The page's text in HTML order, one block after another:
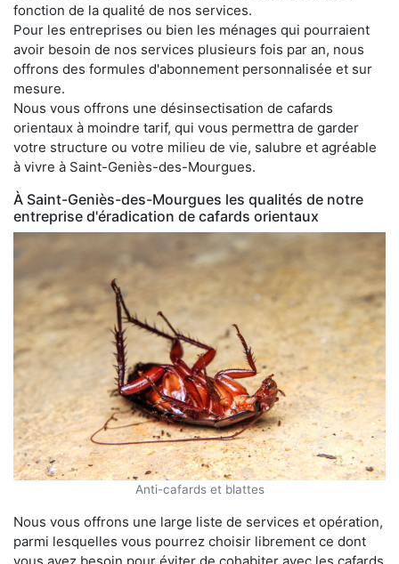
fonction de la qualité de nos services.
Pour les entreprises ou bien les ménages qui pourraient
avoir besoin de nos services plusieurs fois par an, nous
offrons des formules d'abonnement personnalisée et sur
mesure.
Nous vous offrons une désinsectisation de cafards
orientaux à moindre tarif, qui vous permettra de garder
votre structure ou votre milieu de vie, salubre et agréable
à vivre à Saint-Geniès-des-Mourgues.
À Saint-Geniès-des-Mourgues les qualités de notre
entreprise d'éradication de cafards orientaux
Anti-cafards et blattes
Nous vous offrons une large liste de services et opération,
parmi lesquelles vous pourrez choisir librement ce dont
vous avez besoin pour éviter de cohabiter avec les cafards